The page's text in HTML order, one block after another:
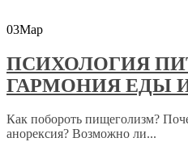
03Мар
ПСИХОЛОГИЯ
ГАРМОНИЯ ЕДЫ
Как побороть пищеголизм?
анорексия? Возможно ли...